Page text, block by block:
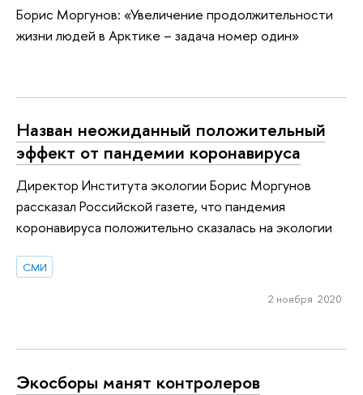
Борис Моргунов: «Увеличение продолжительности
жизни людей в Арктике – задача номер один»
Назван неожиданный положительный
эффект от пандемии коронавируса
Директор Института экологии Борис Моргунов
рассказал Российской газете, что пандемия
коронавируса положительно сказалась на экологии
СМИ
2 ноября 2020
Экосборы манят контролеров